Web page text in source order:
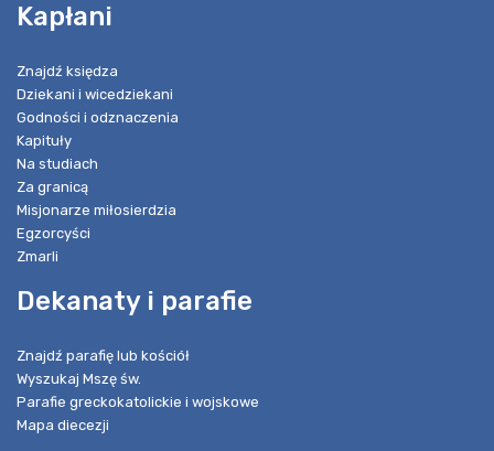
Kapłani
Znajdź księdza
Dziekani i wicedziekani
Godności i odznaczenia
Kapituły
Na studiach
Za granicą
Misjonarze miłosierdzia
Egzorcyści
Zmarli
Dekanaty i parafie
Znajdź parafię lub kościół
Wyszukaj Mszę św.
Parafie greckokatolickie i wojskowe
Mapa diecezji